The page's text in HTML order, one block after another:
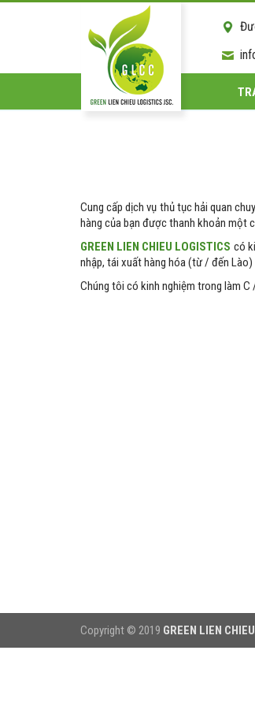
Cung cấp dịch vụ thủ tục hải quan
hàng của bạn được thanh khoản một
GREEN LIEN CHIEU LOGISTICS có
nhập, tái xuất hàng hóa (từ / đến Lào)
Chúng tôi có kinh nghiệm trong làm C
Copyright © 2019 GREEN LIEN